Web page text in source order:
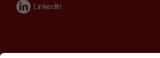
LinkedIn